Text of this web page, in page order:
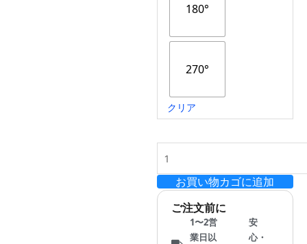
180°
270°
クリア
レ
サ
ボ
モ
お買い物カゴに追加
ご注文前に
1〜2営
業日以
安
心・